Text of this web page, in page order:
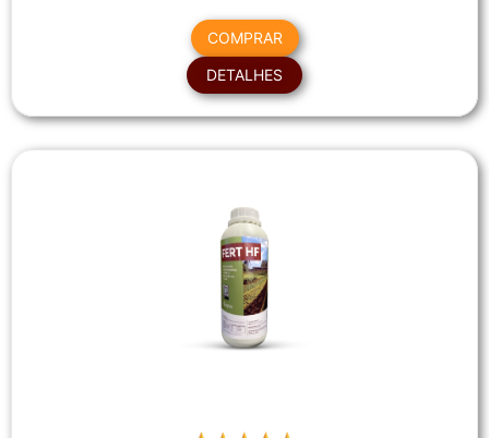
COMPRAR
DETALHES